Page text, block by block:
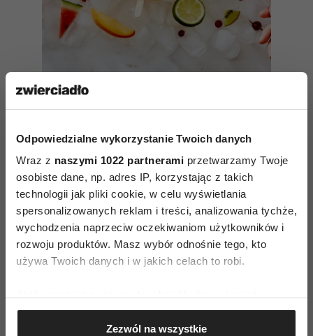
Odpowiedzialne wykorzystanie Twoich danych
Wraz z naszymi 1022 partnerami przetwarzamy Twoje
osobiste dane, np. adres IP, korzystając z takich
technologii jak pliki cookie, w celu wyświetlania
spersonalizowanych reklam i treści, analizowania tychże,
wychodzenia naprzeciw oczekiwaniom użytkowników i
rozwoju produktów. Masz wybór odnośnie tego, kto
używa Twoich danych i w jakich celach to robi.
Gromadzić dane dotyczące Twojej lokalizacji
geograficznej z dokładnością nawet do kilku metrów
Zezwól na wszystkie
5 prostych przepisów